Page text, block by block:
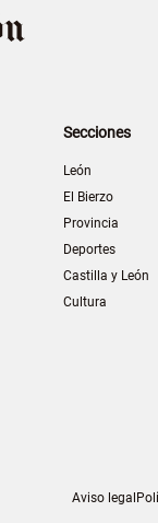
Secciones
León
El Bierzo
Provincia
Deportes
Castilla y León
Cultura
Aviso legal